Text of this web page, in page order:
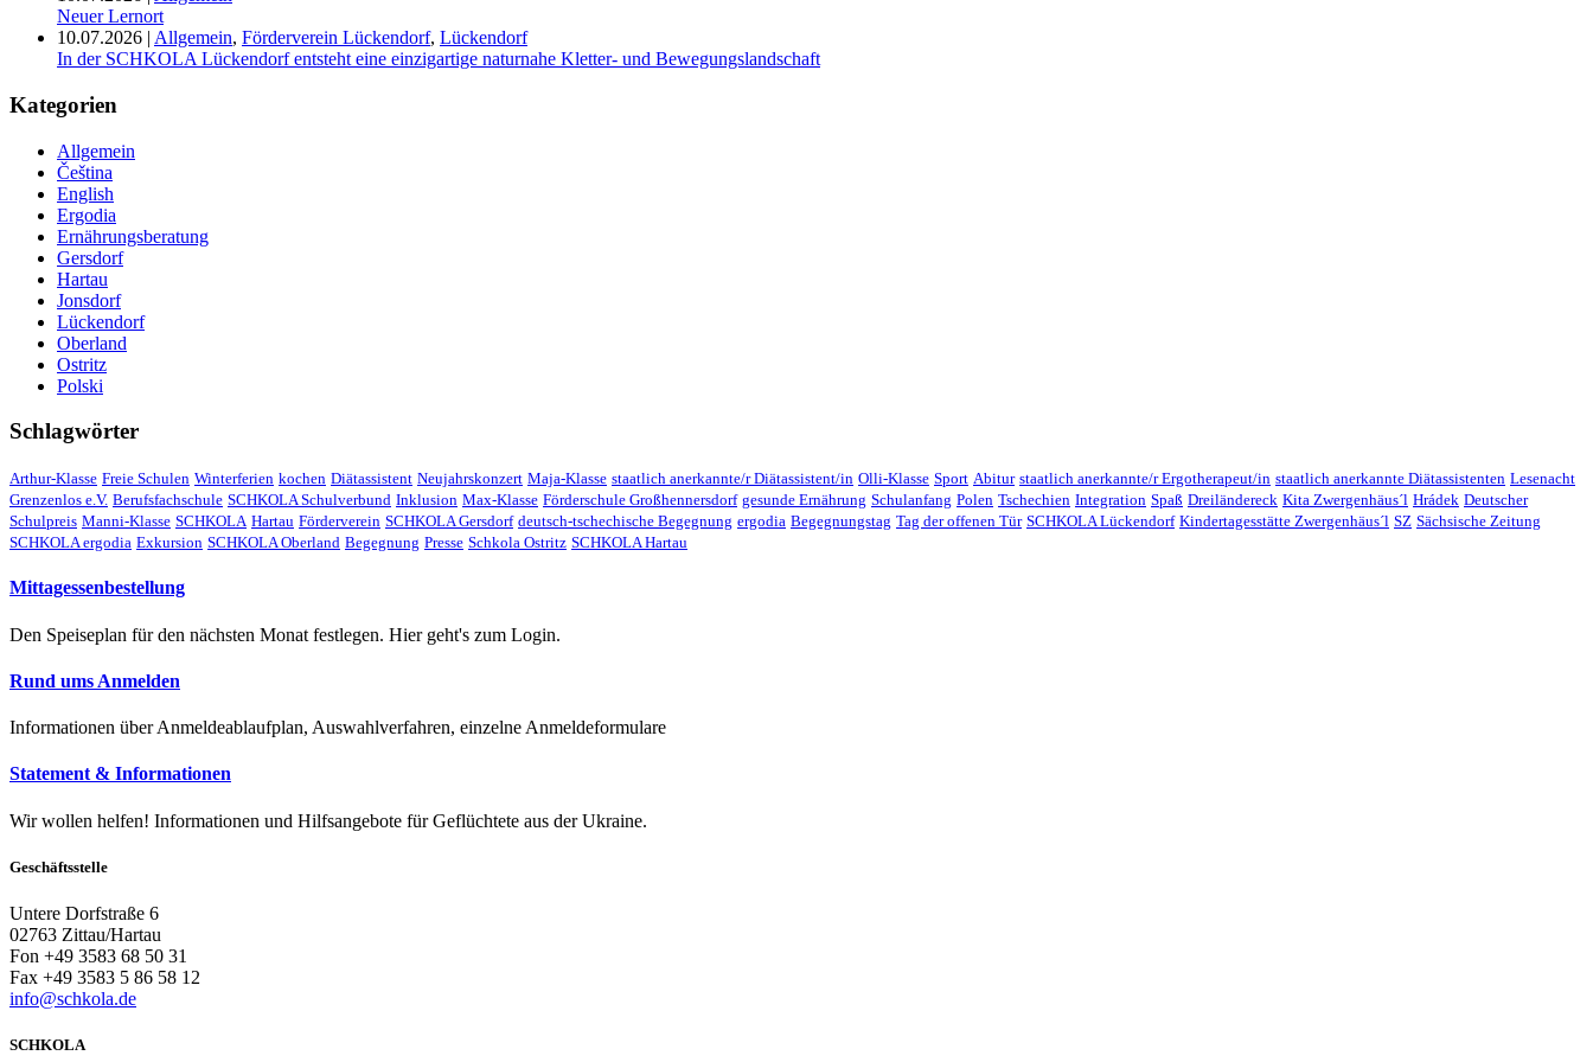
Neuer Lernort
10.07.2026 | Allgemein, Förderverein Lückendorf, Lückendorf
In der SCHKOLA Lückendorf entsteht eine einzigartige naturnahe Kletter- und Bewegungslandschaft
Kategorien
Allgemein
Čeština
English
Ergodia
Ernährungsberatung
Gersdorf
Hartau
Jonsdorf
Lückendorf
Oberland
Ostritz
Polski
Schlagwörter
Arthur-Klasse Freie Schulen Winterferien kochen Diätassistent Neujahrskonzert Maja-Klasse staatlich anerkannte/r Diätassistent/in Olli-Klasse Sport Abitur staatlich anerkannte/r Ergotherapeut/in staatlich anerkannte Diätassistenten Lesenacht
Grenzenlos e.V. Berufsfachschule SCHKOLA Schulverbund Inklusion Max-Klasse Förderschule Großhennersdorf gesunde Ernährung Schulanfang Polen Tschechien Integration Spaß Dreiländereck Kita Zwergenhäus´l Hrádek Deutscher
Schulpreis Manni-Klasse SCHKOLA Hartau Förderverein SCHKOLA Gersdorf deutsch-tschechische Begegnung ergodia Begegnungstag Tag der offenen Tür SCHKOLA Lückendorf Kindertagesstätte Zwergenhäus´l SZ Sächsische Zeitung
SCHKOLA ergodia Exkursion SCHKOLA Oberland Begegnung Presse Schkola Ostritz SCHKOLA Hartau
Mittagessenbestellung
Den Speiseplan für den nächsten Monat festlegen. Hier geht's zum Login.
Rund ums Anmelden
Informationen über Anmeldeablaufplan, Auswahlverfahren, einzelne Anmeldeformulare
Statement & Informationen
Wir wollen helfen! Informationen und Hilfsangebote für Geflüchtete aus der Ukraine.
Geschäftsstelle
Untere Dorfstraße 6
02763 Zittau/Hartau
Fon +49 3583 68 50 31
Fax +49 3583 5 86 58 12
info@schkola.de
SCHKOLA